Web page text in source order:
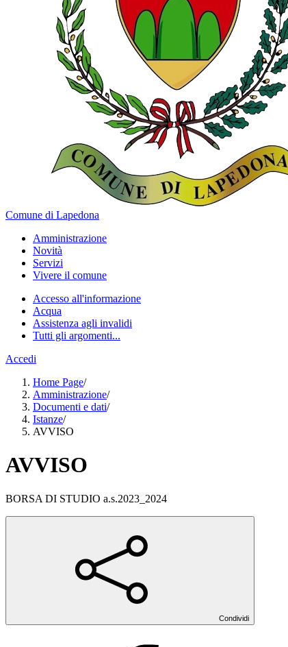
Comune di Lapedona
Amministrazione
Novità
Servizi
Vivere il comune
Accesso all'informazione
Acqua
Assistenza agli invalidi
Tutti gli argomenti...
Accedi
Home Page/
Amministrazione/
Documenti e dati/
Istanze/
AVVISO
AVVISO
BORSA DI STUDIO a.s.2023_2024
Condividi